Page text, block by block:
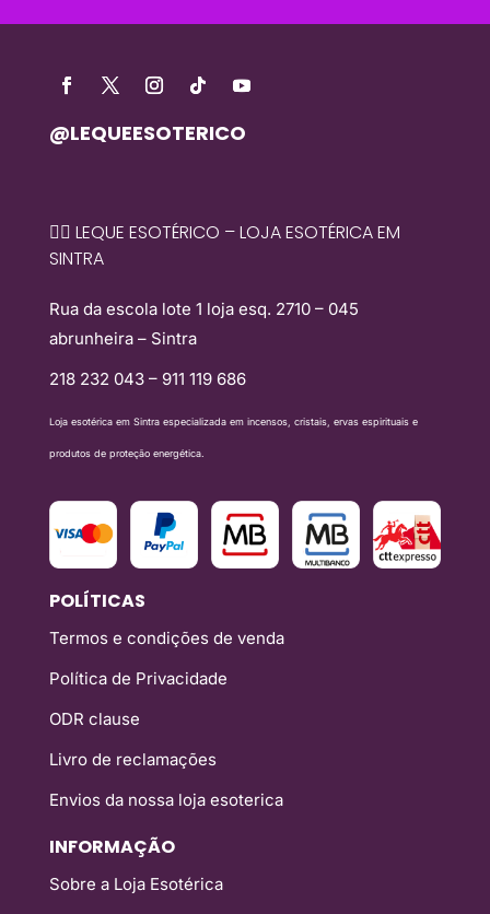
@LEQUEESOTERICO
🧙‍♀️ LEQUE ESOTÉRICO – LOJA ESOTÉRICA EM
SINTRA
Rua da escola lote 1 loja esq. 2710 – 045
abrunheira – Sintra
218 232 043 – 911 119 686
Loja esotérica em Sintra especializada em incensos, cristais, ervas espirituais e
produtos de proteção energética.
POLÍTICAS
Termos e condições de venda
Política de Privacidade
ODR clause
Livro de reclamações
Envios da nossa loja esoterica
INFORMAÇÃO
Sobre a Loja Esotérica